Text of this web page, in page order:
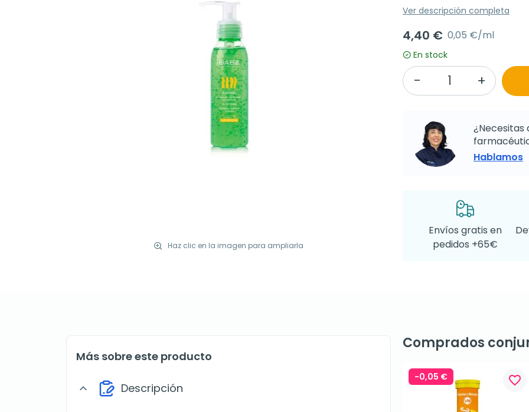
Haz clic en la imagen para ampliarla
Ver descripción completa
4,40 € 0,05 €/ml
En stock
¿Necesitas
Hablamos
Envíos gratis en
pedidos +65€
Más sobre este producto
expand_more Descripción
Comprados
-0,05 € favorite_border